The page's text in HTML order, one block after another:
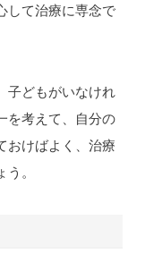
して治療に専念で
子どもがいなけれ
を考えて、自分の
おけばよく、治療
。